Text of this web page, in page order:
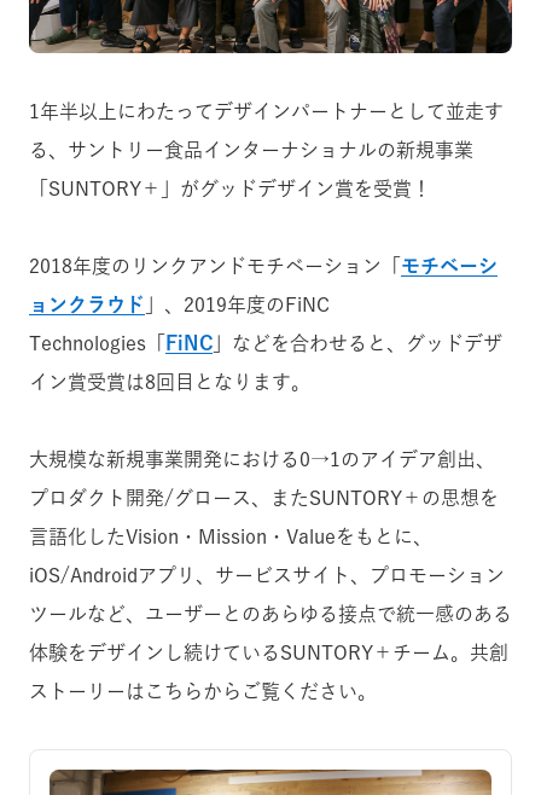
1年半以上にわたってデザインパートナーとして並走す
る、サントリー食品インターナショナルの新規事業
「SUNTORY＋」がグッドデザイン賞を受賞！
2018年度のリンクアンドモチベーション「 モチベーシ
ョンクラウド
」、2019年度のFiNC
Technologies「
FiNC 」などを合わせると、グッドデザ
イン賞受賞は8回目となります。
大規模な新規事業開発における0→1のアイデア創出、
プロダクト開発/グロース、またSUNTORY＋の思想を
言語化したVision・Mission・Valueをもとに、
iOS/Androidアプリ、サービスサイト、プロモーション
ツールなど、ユーザーとのあらゆる接点で統一感のある
体験をデザインし続けているSUNTORY＋チーム。共創
ストーリーはこちらからご覧ください。